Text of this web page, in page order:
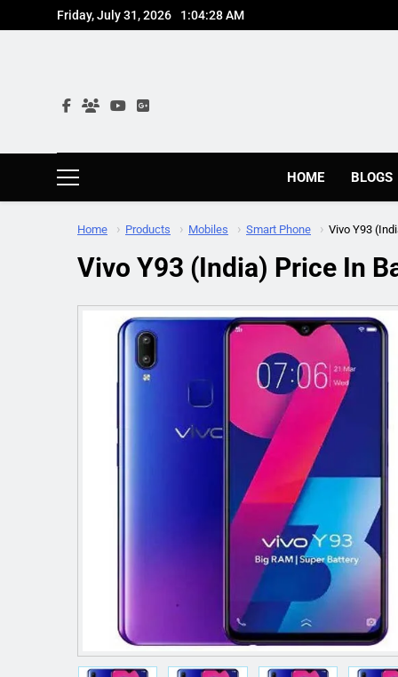
to
Friday, July 31, 2026 1:04:29 AM
HOME BLOGS
Home Products Mobiles Smart Phone Vivo Y93
Vivo Y93 (India) Price In